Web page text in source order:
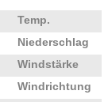
Temp.
Niederschlag
Windstärke
Windrichtung